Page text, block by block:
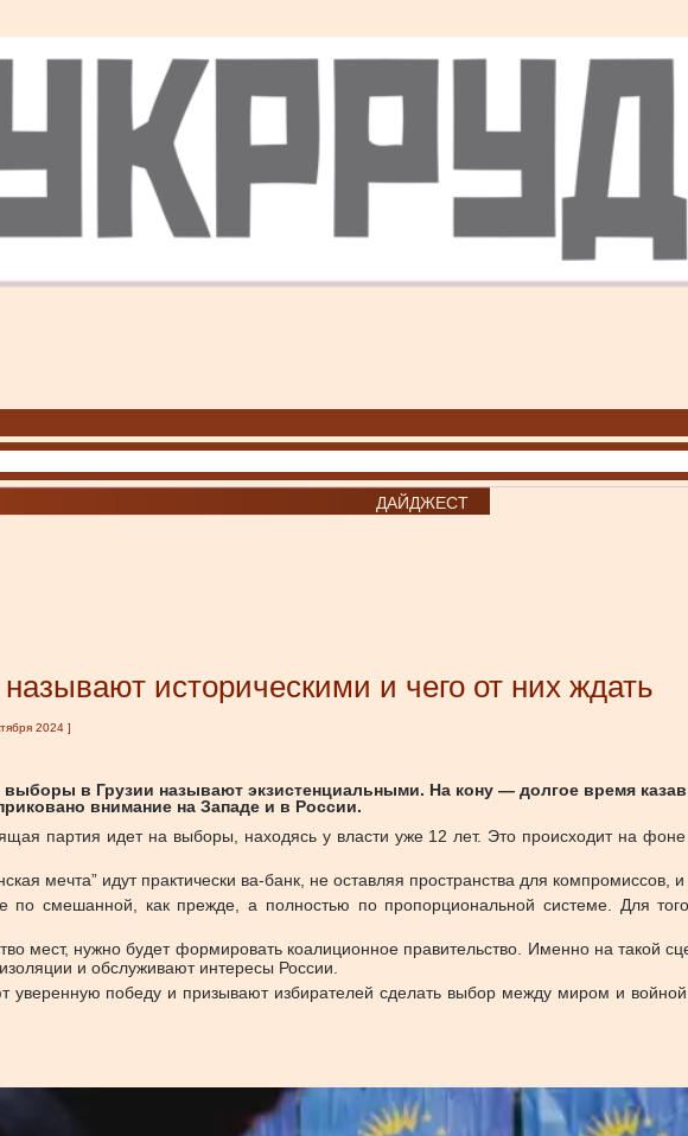
ДАЙДЖЕСТ
историческими и чего от них ждать
2024 ]
выборы в Грузии называют экзистенциальными. На кону — долгое время
внимание на Западе и в России.
партия идет на выборы, находясь у власти уже 12 лет. Это происходит на
мечта” идут практически ва-банк, не оставляя пространства для
по смешанной, как прежде, а полностью по пропорциональной системе. Для
мест, нужно будет формировать коалиционное правительство. Именно на такой
и обслуживают интересы России.
уверенную победу и призывают избирателей сделать выбор между миром и